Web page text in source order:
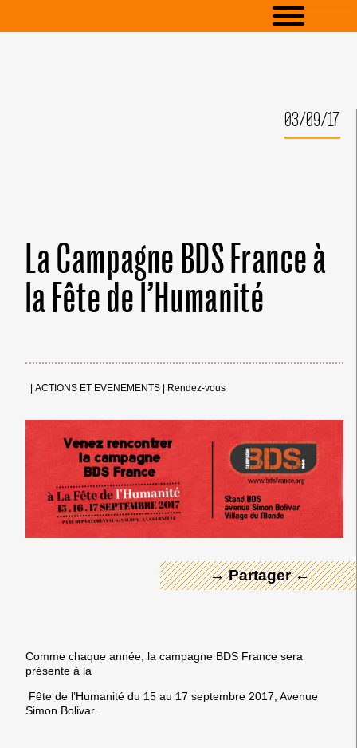
03/09/17
La Campagne BDS France à
la Fête de l’Humanité
ACTIONS ET EVENEMENTS Rendez-vous
→ Partager ←
← Merci ! →
Comme chaque année, la campagne BDS France sera
présente à la
Fête de l’Humanité du 15 au 17 septembre 2017, Avenue
Simon Bolivar.